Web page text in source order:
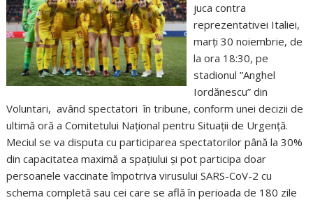
juca contra
reprezentativei Italiei,
marţi 30 noiembrie, de
la ora 18:30, pe
stadionul ”Anghel
Iordănescu” din
Voluntari, având spectatori în tribune, conform unei decizii de
ultimă oră a Comitetului Naţional pentru Situaţii de Urgenţă.
Meciul se va disputa cu participarea spectatorilor până la 30%
din capacitatea maximă a spaţiului și pot participa doar
persoanele vaccinate împotriva virusului SARS-CoV-2 cu
schema completă sau cei care se află în perioada de 180 zile